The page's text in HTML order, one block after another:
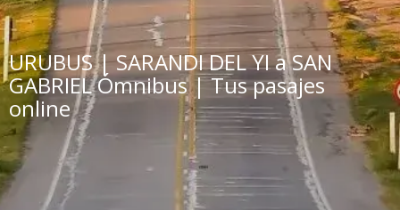
URUBUS | SARANDI DEL YI a SAN
GABRIEL Ómnibus | Tus pasajes
online